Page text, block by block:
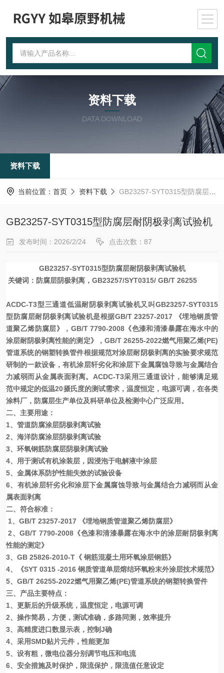
资料下载
DATA DOWNLOAD
资料下载
当前位置： 首页 资料下载 GB23257-SYT0315型防腐层耐阴极剥离试验机
GB23257-SYT0315型防腐层耐阴极剥离试验机
发布时间：2026/2/24 点击次数：87
GB23257-SYT0315型防腐层耐阴极剥离试验机
关键词：防腐层阴极剥离，GB23257/SYT0315/ GB/T 26255
ACDC-T3型三通道低温耐阴极剥离试验机又叫GB23257-SYT0315
型防腐层耐阴极剥离试验机是根据GB/T 23257-2017 《埋地钢质管
道聚乙烯防腐层》， GB/T 7790-2008《色漆和清漆暴露在海水中的
涂层耐阴极剥离性能的测定》， GB/T 26255-2022燃气用聚乙烯(PE)
管道系统的钢塑转换管件根据规范对涂层耐阴极剥离的实验要求规范
研制的一款设备，有机涂层轩劣化和涂层下金属腐蚀导致与金属结合
力减弱而从金属表面剥离。ACDC-T3采用三通道设计，能够满足规
范中规定的低温20摄氏度的测试需求，温度恒定，电源可调，在各类
涂料厂，防腐层生产单位及科研单位及检测中心广泛应用。
二、主要用途：
1、管道防腐涂层阴极剥离试验
2、海洋防腐涂层阴极剥离试验
3、环氧钢筋防腐层阴极剥离试验
4、用于测试有机涂装层，因浸泡于电解液中涂层
5、金属体系防护性能失效的试验设备
6、有机涂层轩劣化和涂层下金属腐蚀导致与金属结合力减弱而从金
属表面剥离
二、符合标准：
1、GB/T 23257-2017 《埋地钢质管道聚乙烯防腐层》
2、GB/T 7790-2008《色漆和清漆暴露在海水中的涂层耐阴极剥离
性能的测定》
3、GB 25826-2010-T《 钢筋混凝土用环氧涂层钢筋》
4、《SYT 0315 -2016 钢质管道单层熔结环氧粉末外涂层技术规范》
5、 GB/T 26255-2022燃气用聚乙烯(PE)管道系统的钢塑转换管件
三、产品主要特点：
1、更新后的升级系统，温度恒定，电源可调
2、操作简易，方便，测试准确，多路同测，效率提升
3、高精度进口数显示表，控制J确
4、采用SMD贴片元件，性能更加
5、设有粗，微电位器分别调节电压和电流
6、安全措施及时保护，限流保护，限流值任意设定